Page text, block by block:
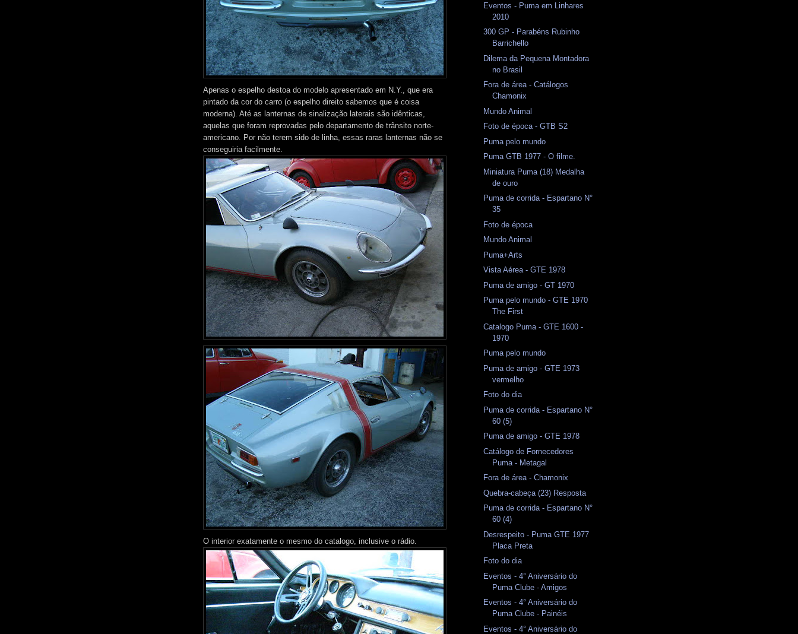
Apenas o espelho destoa do modelo apresentado em N.Y., que era
pintado da cor do carro (o espelho direito sabemos que é coisa
moderna). Até as lanternas de sinalização laterais são idênticas,
aquelas que foram reprovadas pelo departamento de trânsito norte-
americano. Por não terem sido de linha, essas raras lanternas não se
conseguiria facilmente.
O interior exatamente o mesmo do catalogo, inclusive o rádio.
Eventos - Puma em Linhares
2010
300 GP - Parabéns Rubinho
Barrichello
Dilema da Pequena Montadora
no Brasil
Fora de área - Catálogos
Chamonix
Mundo Animal
Foto de época - GTB S2
Puma pelo mundo
Puma GTB 1977 - O filme.
Miniatura Puma (18) Medalha
de ouro
Puma de corrida - Espartano N°
35
Foto de época
Mundo Animal
Puma+Arts
Vista Aérea - GTE 1978
Puma de amigo - GT 1970
Puma pelo mundo - GTE 1970
The First
Catalogo Puma - GTE 1600 -
1970
Puma pelo mundo
Puma de amigo - GTE 1973
vermelho
Foto do dia
Puma de corrida - Espartano N°
60 (5)
Puma de amigo - GTE 1978
Catálogo de Fornecedores
Puma - Metagal
Fora de área - Chamonix
Quebra-cabeça (23) Resposta
Puma de corrida - Espartano N°
60 (4)
Desrespeito - Puma GTE 1977
Placa Preta
Foto do dia
Eventos - 4° Aniversário do
Puma Clube - Amigos
Eventos - 4° Aniversário do
Puma Clube - Painéis
Eventos - 4° Aniversário do